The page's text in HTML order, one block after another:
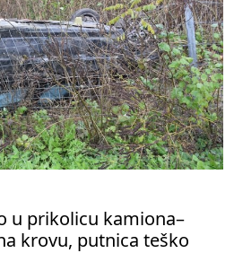
u prikolicu kamiona–
krovu, putnica teško